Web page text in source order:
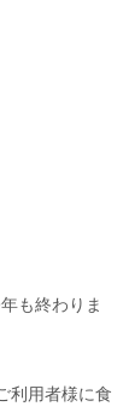
も終わりま
利用者様に食